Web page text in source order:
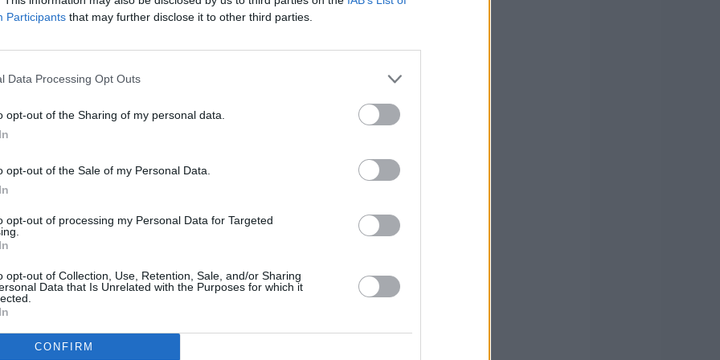
Participants that may further disclose it to other third parties.
Data Processing Opt Outs
opt-out of the Sharing of my personal data.
opt-out of the Sale of my Personal Data.
opt-out of processing my Personal Data for Targeted
opt-out of Collection, Use, Retention, Sale, and/or Sharing
Data that Is Unrelated with the Purposes for which it
CONFIRM
de la asociación Pep Ventura ofrecerá un
comenzará un espectáculo de fuegos
por la empresa marteña Pirotecnia Sánchez. El 15
Después del repique de campanas y el pasacalles
Ventura, a las once arrancará la misa, presidida
alcalaíno Antonio Ceballos. Asistirá la
de música corresponderá otra vez a la Coral
ocho y media de la tarde, después de una
Montañés (Llana), Veracruz, Angustias,
General Lastres (Bordador), Alonso Alcalá
acto será el 17, durante todo el día, un